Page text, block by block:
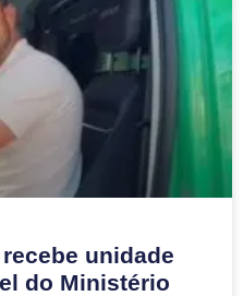
unidade
do Ministério